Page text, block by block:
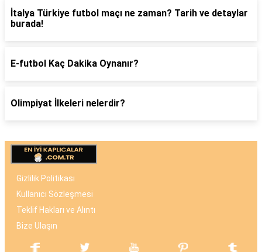
İtalya Türkiye futbol maçı ne zaman? Tarih ve detaylar
burada!
E-futbol Kaç Dakika Oynanır?
Olimpiyat İlkeleri nelerdir?
Gizlilik Politikası
Kullanıcı Sözleşmesi
Teklif Hakları ve Alıntı
Bize Ulaşın